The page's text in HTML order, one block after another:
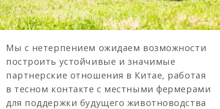
Мы с нетерпением ожидаем возможности
построить устойчивые и значимые
партнерские отношения в Китае, работая
в тесном контакте с местными фермерами
для поддержки будущего животноводства